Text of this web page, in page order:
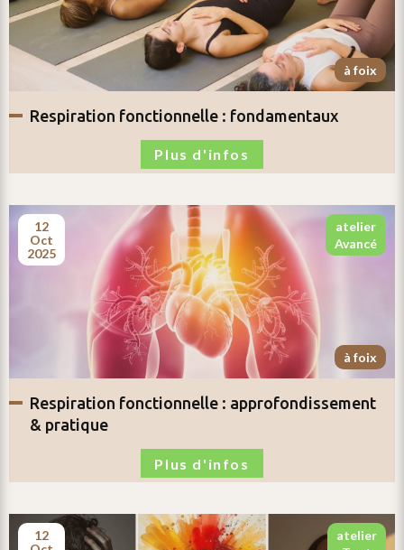
à foix
respiration fonctionnelle : fondamentaux
Plus d'infos
12
oct
2025
atelier
avancé
à foix
respiration fonctionnelle : approfondissement
& pratique
Plus d'infos
12
atelier